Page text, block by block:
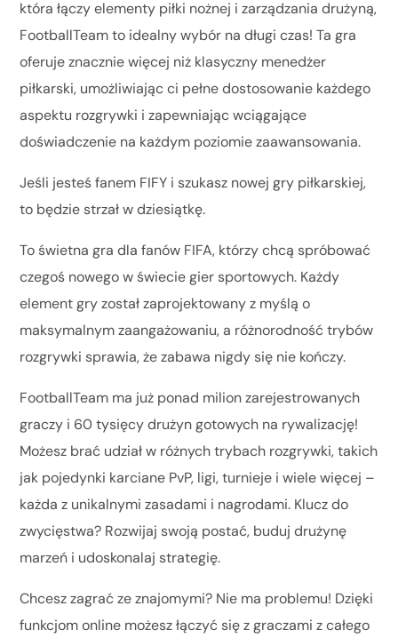
która łączy elementy piłki nożnej i zarządzania drużyną,
FootballTeam to idealny wybór na długi czas! Ta gra
oferuje znacznie więcej niż klasyczny menedżer
piłkarski, umożliwiając ci pełne dostosowanie każdego
aspektu rozgrywki i zapewniając wciągające
doświadczenie na każdym poziomie zaawansowania.
Jeśli jesteś fanem FIFY i szukasz nowej gry piłkarskiej,
to będzie strzał w dziesiątkę.
To świetna gra dla fanów FIFA, którzy chcą spróbować
czegoś nowego w świecie gier sportowych. Każdy
element gry został zaprojektowany z myślą o
maksymalnym zaangażowaniu, a różnorodność trybów
rozgrywki sprawia, że zabawa nigdy się nie kończy.
FootballTeam ma już ponad milion zarejestrowanych
graczy i 60 tysięcy drużyn gotowych na rywalizację!
Możesz brać udział w różnych trybach rozgrywki, takich
jak pojedynki karciane PvP, ligi, turnieje i wiele więcej –
każda z unikalnymi zasadami i nagrodami. Klucz do
zwycięstwa? Rozwijaj swoją postać, buduj drużynę
marzeń i udoskonalaj strategię.
Chcesz zagrać ze znajomymi? Nie ma problemu! Dzięki
funkcjom online możesz łączyć się z graczami z całego